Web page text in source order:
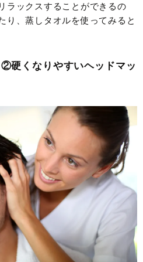
ラックスすることができるの
り、蒸しタオルを使ってみると
硬くなりやすいヘッドマッ